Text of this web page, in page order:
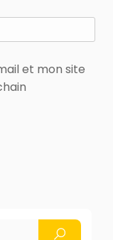
et mon site